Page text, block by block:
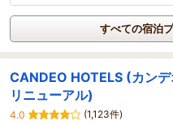
すべての宿泊
CANDEO HOTELS (カン
リニューアル)
4.0
(1,123件)